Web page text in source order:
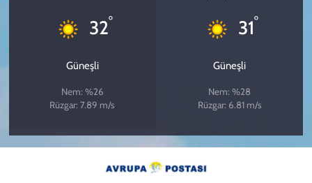
32°
Güneşli
Nem: %26
Rüzgar: 7.89 m/s
31°
Güneşli
Nem: %28
Rüzgar: 6.81 m/s